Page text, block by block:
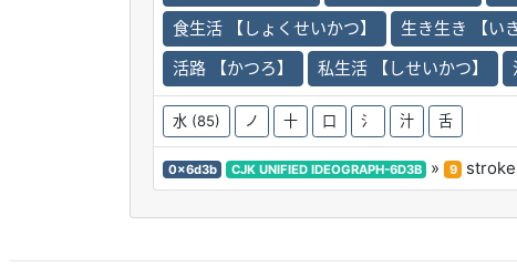
食生活 【しょくせいかつ】
生き生き 【い
活路 【かつろ】
私生活 【しせいかつ】
水 (85) ノ 十 口 氵 汁 舌
0x6d3b CJK UNIFIED IDEOGRAPH-6D3B » 9